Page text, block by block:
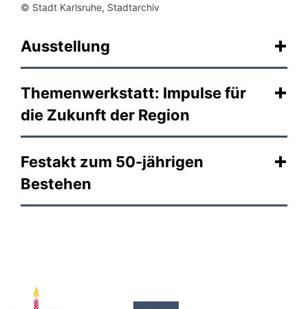
© Stadt Karlsruhe, Stadtarchiv
Ausstellung
Themenwerkstatt: Impulse für
die Zukunft der Region
Festakt zum 50-jährigen
Bestehen